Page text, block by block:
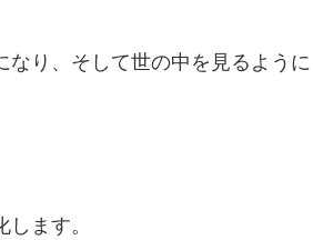
り、そして世の中を見るように
ます。